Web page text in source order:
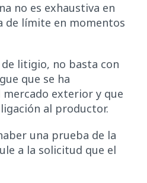
no es exhaustiva en
de límite en momentos
litigio, no basta con
que se ha
exterior y que
al productor.
una prueba de la
a la solicitud que el